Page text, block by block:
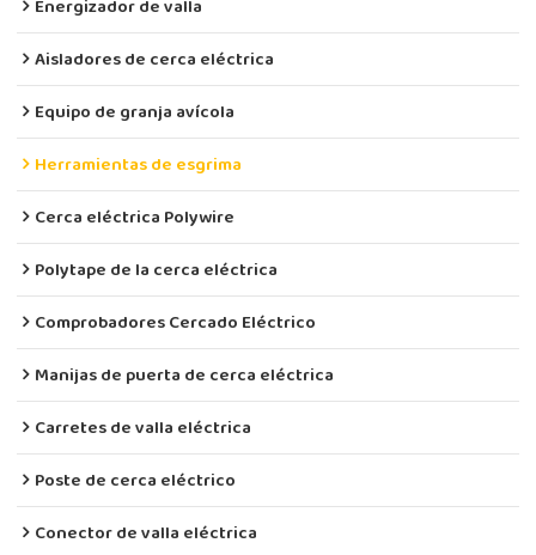
Energizador de valla
Aisladores de cerca eléctrica
Equipo de granja avícola
Herramientas de esgrima
Cerca eléctrica Polywire
Polytape de la cerca eléctrica
Comprobadores Cercado Eléctrico
Manijas de puerta de cerca eléctrica
Carretes de valla eléctrica
Poste de cerca eléctrico
Conector de valla eléctrica